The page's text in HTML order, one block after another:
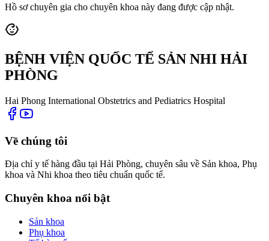
Hồ sơ chuyên gia cho chuyên khoa này đang được cập nhật.
BỆNH VIỆN QUỐC TẾ SẢN NHI HẢI
PHÒNG
Hai Phong International Obstetrics and Pediatrics Hospital
Về chúng tôi
Địa chỉ y tế hàng đầu tại Hải Phòng, chuyên sâu về Sản khoa, Phụ
khoa và Nhi khoa theo tiêu chuẩn quốc tế.
Chuyên khoa nổi bật
Sản khoa
Phụ khoa